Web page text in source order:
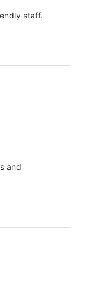
staff.
and